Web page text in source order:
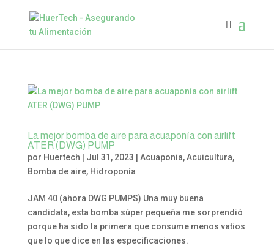
La mejor bomba de aire para acuaponía con airlift
ATER (DWG) PUMP
por Huertech Jul 31, 2023 Acuaponia,Acuicultura,
Bomba de aire, Hidroponía
JAM 40 (ahora DWG PUMPS) Una muy buena
candidata, esta bomba súper pequeña me sorprendió
porque ha sido la primera que consume menos vatios
que lo que dice en las especificaciones.